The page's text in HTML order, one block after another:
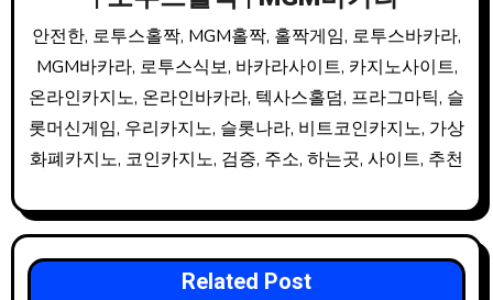
안전한, 로투스홀짝, MGM홀짝, 홀짝게임, 로투스바카라,
MGM바카라, 로투스식보, 바카라사이트, 카지노사이트,
온라인카지노, 온라인바카라, 텍사스홀덤, 프라그마틱, 슬
롯머신게임, 우리카지노, 슬롯나라, 비트코인카지노, 가상
화폐카지노, 코인카지노, 검증, 주소, 하는곳, 사이트, 추천
Related Post